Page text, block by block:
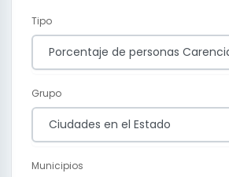
Tipo
Porcentaje de personas
Grupo
Ciudades en el Estado
Municipios